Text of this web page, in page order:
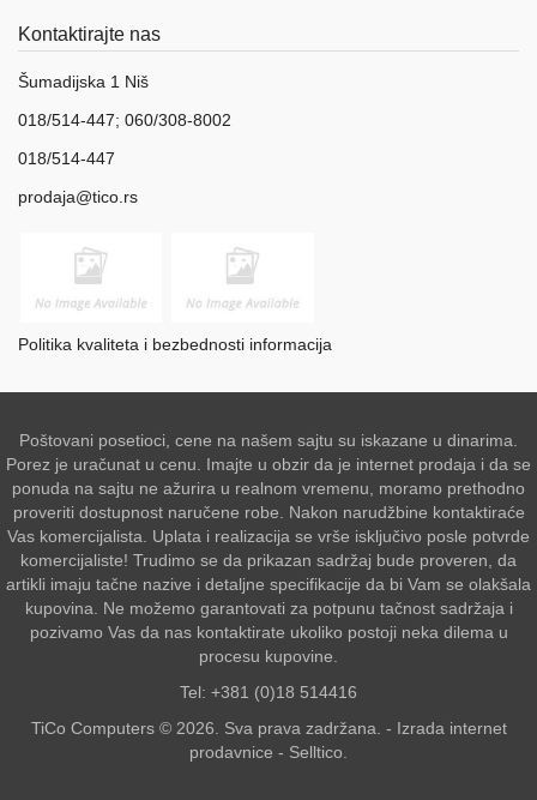
Kontaktirajte nas
Šumadijska 1 Niš
018/514-447; 060/308-8002
018/514-447
prodaja@tico.rs
Politika kvaliteta i bezbednosti informacija
Poštovani posetioci, cene na našem sajtu su iskazane u dinarima.
Porez je uračunat u cenu. Imajte u obzir da je internet prodaja i da se
ponuda na sajtu ne ažurira u realnom vremenu, moramo prethodno
proveriti dostupnost naručene robe. Nakon narudžbine kontaktiraće
Vas komercijalista. Uplata i realizacija se vrše isključivo posle potvrde
komercijaliste! Trudimo se da prikazan sadržaj bude proveren, da
artikli imaju tačne nazive i detaljne specifikacije da bi Vam se olakšala
kupovina. Ne možemo garantovati za potpunu tačnost sadržaja i
pozivamo Vas da nas kontaktirate ukoliko postoji neka dilema u
procesu kupovine.
Tel: +381 (0)18 514416
TiCo Computers © 2026. Sva prava zadržana. - Izrada internet
prodavnice - Selltico.